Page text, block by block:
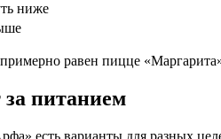
ниже
равен пицце
питанием
есть варианты для разных